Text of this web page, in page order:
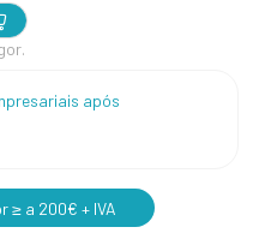
após
≥ a 200€ + IVA